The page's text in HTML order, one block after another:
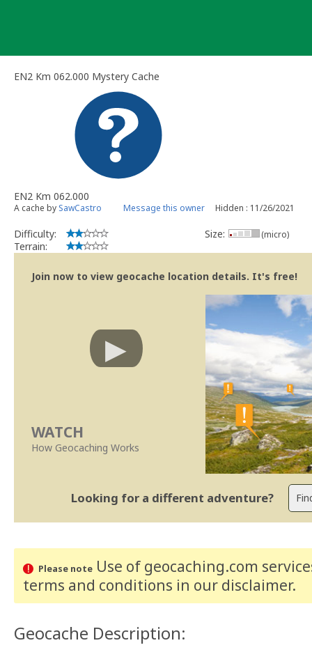
EN2 Km 062.000 Mystery Cache
EN2 Km 062.000
A cache by SawCastro Message this owner Hidden : 11/26/2021
Difficulty:
Terrain:
Size: (micro)
Join now to view geocache location details. It's free!
WATCH
How Geocaching Works
Looking for a different adventure?
Please noteUse of geocaching.com
terms and conditions in our disclaimer.
Geocache Description: